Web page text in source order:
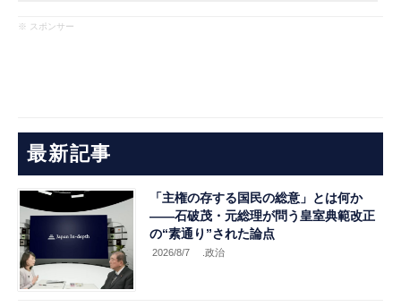
※ スポンサー
最新記事
「主権の存する国民の総意」とは何か
――石破茂・元総理が問う皇室典範改正
の“素通り”された論点
2026/8/7 .政治